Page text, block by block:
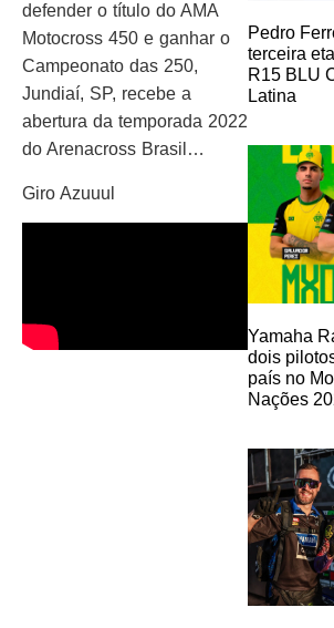
defender o título do AMA
Motocross 450 e ganhar o
Campeonato das 250,
Jundiaí, SP, recebe a
abertura da temporada 2022
do Arenacross Brasil…
Giro Azuuul
Pedro
terceira
R15 BLU
Latina
Yamaha
dois
país no
Nações